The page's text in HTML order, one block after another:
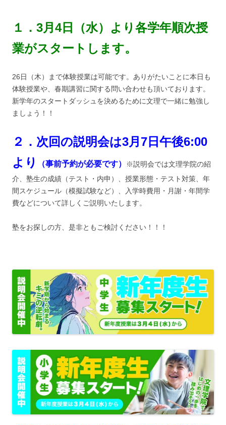
１．3月4日（水）より各学年順次授
業がスタートします。
26日（木）まで体験授業は可能です。ありがたいことに本日も
体験授業や、春期講習に関する問い合わせも頂いております。
新学年のスタートダッシュを決めるために文理で一緒に勉強し
ましょう！！
２．次回の説明会は3月7日午後6:00
より
（事前予約が必要です）
※説明会では文理学院の紹
介、塾生の成績（テスト・内申）、授業形態・テスト対策、年
間スケジュール（模擬試験など）、入学時費用・月謝・年間学
費などについて詳しくご説明いたします。
塾をお探しの方、是非ともご検討ください！！！